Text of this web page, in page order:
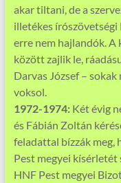
akar tiltani, de a
illetékes írószövetségi
erre nem hajlandók.
között zajlik le,
Darvas József –
voksol.
1972-1974:Két évig
és Fábián Zoltán
feladattal bízzák meg,
Pest megyei kísérletét
HNF Pest megyei